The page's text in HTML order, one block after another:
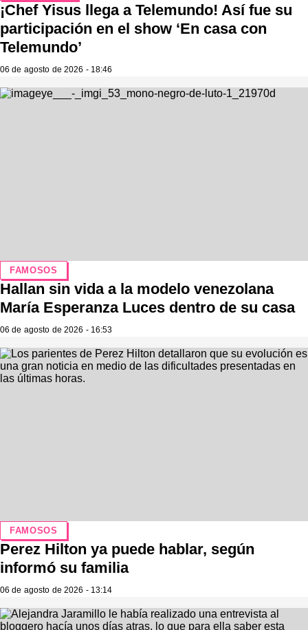
¡Chef Yisus llega a Telemundo! Así fue su
participación en el show ‘En casa con
Telemundo’
06 de agosto de 2026 - 18:46
FAMOSOS
Hallan sin vida a la modelo venezolana
María Esperanza Luces dentro de su casa
06 de agosto de 2026 - 16:53
FAMOSOS
Perez Hilton ya puede hablar, según
informó su familia
06 de agosto de 2026 - 13:14